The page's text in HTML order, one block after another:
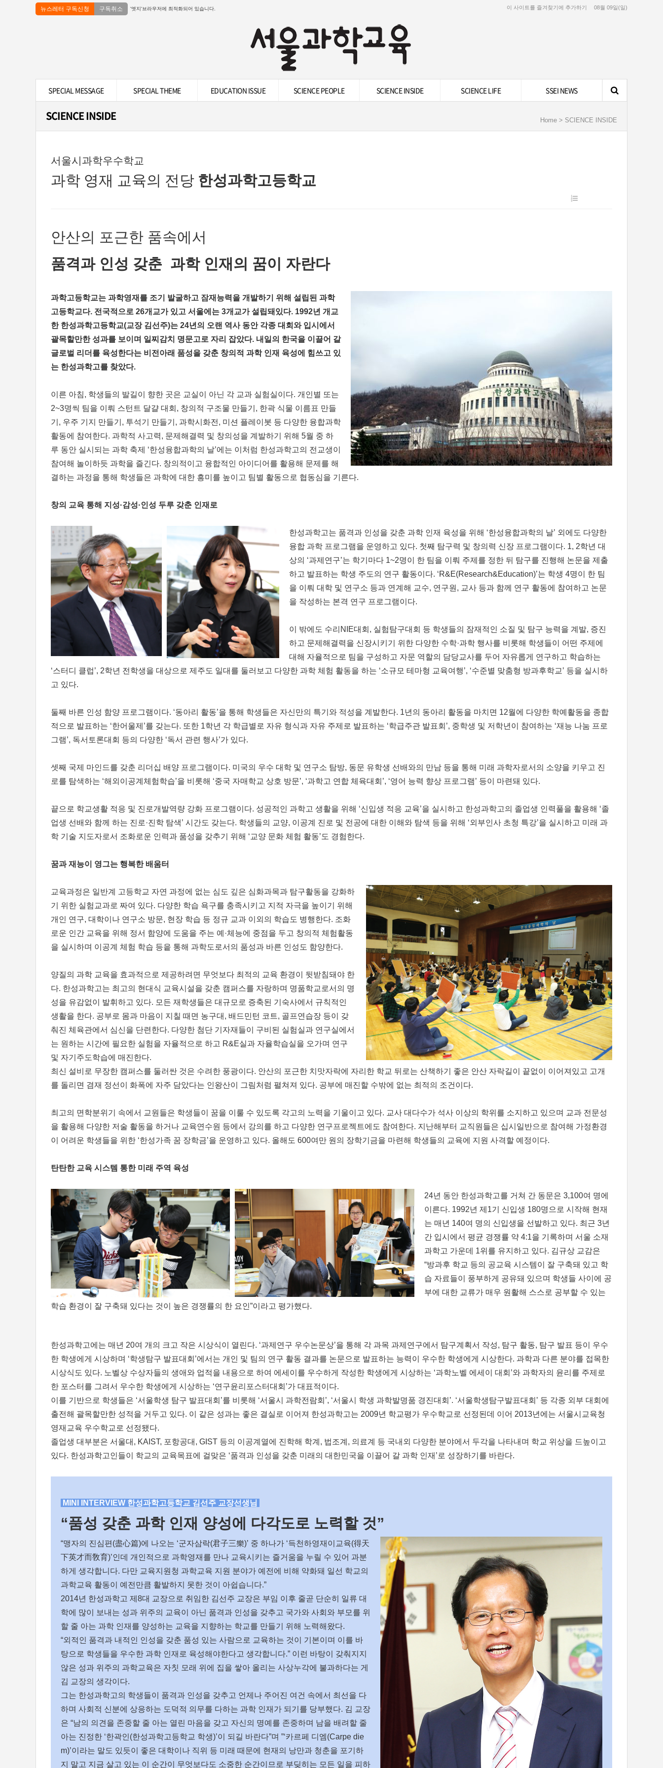
뉴스레터 구독신청 구독취소 '엣지'브라우저에 최적화되어 있습니다. 이 사이트를 즐겨찾기에 추가하기 08월 09일(일)
SPECIAL MESSAGE SPECIAL THEME EDUCATION ISSUE SCIENCE PEOPLE SCIENCE INSIDE SCIENCE LIFE SSEI NEWS
SCIENCE INSIDE Home > SCIENCE INSIDE
서울시과학우수학교
과학 영재 교육의 전당 한성과학고등학교
안산의 포근한 품속에서
품격과 인성 갖춘 과학 인재의 꿈이 자란다
과학고등학교는 과학영재를 조기 발굴하고 잠재능력을 개발하기 위해 설립된 과학
고등학교다. 전국적으로 26개교가 있고 서울에는 3개교가 설립돼있다. 1992년 개교
한 한성과학고등학교(교장 김선주)는 24년의 오랜 역사 동안 각종 대회와 입시에서
괄목할만한 성과를 보이며 일찌감치 명문고로 자리 잡았다. 내일의 한국을 이끌어 갈
글로벌 리더를 육성한다는 비전아래 품성을 갖춘 창의적 과학 인재 육성에 힘쓰고 있
는 한성과학고를 찾았다.
이른 아침, 학생들의 발길이 향한 곳은 교실이 아닌 각 교과 실험실이다. 개인별 또는
2~3명씩 팀을 이뤄 스턴트 달걀 대회, 창의적 구조물 만들기, 한곽 식물 이름표 만들
기, 우주 기지 만들기, 투석기 만들기, 과학시화전, 미션 플레이봇 등 다양한 융합과학
활동에 참여한다. 과학적 사고력, 문제해결력 및 창의성을 계발하기 위해 5월 중 하
루 동안 실시되는 과학 축제 ‘한성융합과학의 날’에는 이처럼 한성과학고의 전교생이
참여해 놀이하듯 과학을 즐긴다. 창의적이고 융합적인 아이디어를 활용해 문제를 해
결하는 과정을 통해 학생들은 과학에 대한 흥미를 높이고 팀별 활동으로 협동심을 기른다.
창의 교육 통해 지성·감성·인성 두루 갖춘 인재로
한성과학고는 품격과 인성을 갖춘 과학 인재 육성을 위해 ‘한성융합과학의 날’ 외에도 다양한
융합 과학 프로그램을 운영하고 있다. 첫째 탐구력 및 창의력 신장 프로그램이다. 1, 2학년 대
상의 ‘과제연구’는 학기마다 1~2명이 한 팀을 이뤄 주제를 정한 뒤 탐구를 진행해 논문을 제출
하고 발표하는 학생 주도의 연구 활동이다. ‘R&E(Research&Education)’는 학생 4명이 한 팀
을 이뤄 대학 및 연구소 등과 연계해 교수, 연구원, 교사 등과 함께 연구 활동에 참여하고 논문
을 작성하는 본격 연구 프로그램이다.
이 밖에도 수리NIE대회, 실험탐구대회 등 학생들의 잠재적인 소질 및 탐구 능력을 계발, 증진
하고 문제해결력을 신장시키기 위한 다양한 수학·과학 행사를 비롯해 학생들이 어떤 주제에
대해 자율적으로 팀을 구성하고 자문 역할의 담당교사를 두어 자유롭게 연구하고 학습하는
‘스터디 클럽’, 2학년 전학생을 대상으로 제주도 일대를 둘러보고 다양한 과학 체험 활동을 하는 ‘소규모 테마형 교육여행’, ‘수준별 맞춤형 방과후학교’ 등을 실시하
고 있다.
둘째 바른 인성 함양 프로그램이다. ‘동아리 활동’을 통해 학생들은 자신만의 특기와 적성을 계발한다. 1년의 동아리 활동을 마치면 12월에 다양한 학예활동을 종합
적으로 발표하는 ‘한어울제’를 갖는다. 또한 1학년 각 학급별로 자유 형식과 자유 주제로 발표하는 ‘학급주관 발표회’, 중학생 및 저학년이 참여하는 ‘재능 나눔 프로
그램’, 독서토론대회 등의 다양한 ‘독서 관련 행사’가 있다.
셋째 국제 마인드를 갖춘 리더십 배양 프로그램이다. 미국의 우수 대학 및 연구소 탐방, 동문 유학생 선배와의 만남 등을 통해 미래 과학자로서의 소양을 키우고 진
로를 탐색하는 ‘해외이공계체험학습’을 비롯해 ‘중국 자매학교 상호 방문’, ‘과학고 연합 체육대회’, ‘영어 능력 향상 프로그램’ 등이 마련돼 있다.
끝으로 학교생활 적응 및 진로개발역량 강화 프로그램이다. 성공적인 과학고 생활을 위해 ‘신입생 적응 교육’을 실시하고 한성과학고의 졸업생 인력풀을 활용해 ‘졸
업생 선배와 함께 하는 진로·진학 탐색’ 시간도 갖는다. 학생들의 교양, 이공계 진로 및 전공에 대한 이해와 탐색 등을 위해 ‘외부인사 초청 특강’을 실시하고 미래 과
학 기술 지도자로서 조화로운 인력과 품성을 갖추기 위해 ‘교양 문화 체험 활동’도 경험한다.
꿈과 재능이 영그는 행복한 배움터
교육과정은 일반계 고등학교 자연 과정에 없는 심도 깊은 심화과목과 탐구활동을 강화하
기 위한 실험교과로 짜여 있다. 다양한 학습 욕구를 충족시키고 지적 자극을 높이기 위해
개인 연구, 대학이나 연구소 방문, 현장 학습 등 정규 교과 이외의 학습도 병행한다. 조화
로운 인간 교육을 위해 정서 함양에 도움을 주는 예·체능에 중점을 두고 창의적 체험활동
을 실시하며 이공계 체험 학습 등읕 통해 과학도로서의 품성과 바른 인성도 함양한다.
양질의 과학 교육을 효과적으로 제공하려면 무엇보다 최적의 교육 환경이 뒷받침돼야 한
다. 한성과학고는 최고의 현대식 교육시설을 갖춘 캠퍼스를 자랑하며 명품학교로서의 명
성을 유감없이 발휘하고 있다. 모든 재학생들은 대규모로 증축된 기숙사에서 규칙적인
생활을 한다. 공부로 몸과 마음이 지칠 때면 농구대, 배드민턴 코트, 골프연습장 등이 갖
춰진 체육관에서 심신을 단련한다. 다양한 첨단 기자재들이 구비된 실험실과 연구실에서
는 원하는 시간에 필요한 실험을 자율적으로 하고 R&E실과 자율학습실을 오가며 연구
및 자기주도학습에 매진한다.
최신 설비로 무장한 캠퍼스를 둘러싼 것은 수려한 풍광이다. 안산의 포근한 치맛자락에 자리한 학교 뒤로는 산책하기 좋은 안산 자락길이 끝없이 이어져있고 고개
를 돌리면 겸재 정선이 화폭에 자주 담았다는 인왕산이 그림처럼 펼쳐져 있다. 공부에 매진할 수밖에 없는 최적의 조건이다.
최고의 면학분위기 속에서 교원들은 학생들이 꿈을 이룰 수 있도록 각고의 노력을 기울이고 있다. 교사 대다수가 석사 이상의 학위를 소지하고 있으며 교과 전문성
을 활용해 다양한 저술 활동을 하거나 교육연수원 등에서 강의를 하고 다양한 연구프로젝트에도 참여한다. 지난해부터 교직원들은 십시일반으로 참여해 가정환경
이 어려운 학생들을 위한 ‘한성가족 꿈 장학금’을 운영하고 있다. 올해도 600여만 원의 장학기금을 마련해 학생들의 교육에 지원 사격할 예정이다.
탄탄한 교육 시스템 통한 미래 주역 육성
24년 동안 한성과학고를 거쳐 간 동문은 3,100여 명에
이른다. 1992년 제1기 신입생 180명으로 시작해 현재
는 매년 140여 명의 신입생을 선발하고 있다. 최근 3년
간 입시에서 평균 경쟁률 약 4:1을 기록하며 서울 소재
과학고 가운데 1위를 유지하고 있다. 김규상 교감은
“방과후 학교 등의 공교육 시스템이 잘 구축돼 있고 학
습 자료들이 풍부하게 공유돼 있으며 학생들 사이에 공
부에 대한 교류가 매우 원활해 스스로 공부할 수 있는
학습 환경이 잘 구축돼 있다는 것이 높은 경쟁률의 한 요인”이라고 평가했다.
한성과학고에는 매년 20여 개의 크고 작은 시상식이 열린다. ‘과제연구 우수논문상’을 통해 각 과목 과제연구에서 탐구계획서 작성, 탐구 활동, 탐구 발표 등이 우수
한 학생에게 시상하며 ‘학생탐구 발표대회’에서는 개인 및 팀의 연구 활동 결과를 논문으로 발표하는 능력이 우수한 학생에게 시상한다. 과학과 다른 분야를 접목한
시상식도 있다. 노벨상 수상자들의 생애와 업적을 내용으로 하여 에세이를 우수하게 작성한 학생에게 시상하는 ‘과학노벨 에세이 대회’와 과학자의 윤리를 주제로
한 포스터를 그려서 우수한 학생에게 시상하는 ‘연구윤리포스터대회’가 대표적이다.
이를 기반으로 학생들은 ‘서울학생 탐구 발표대회’를 비롯해 ‘서울시 과학전람회’, ‘서울시 학생 과학발명품 경진대회’. ‘서울학생탐구발표대회’ 등 각종 외부 대회에
출전해 괄목할만한 성적을 거두고 있다. 이 같은 성과는 좋은 결실로 이어져 한성과학고는 2009년 학교평가 우수학교로 선정된데 이어 2013년에는 서울시교육청
영재교육 우수학교로 선정됐다.
졸업생 대부분은 서울대, KAIST, 포항공대, GIST 등의 이공계열에 진학해 학계, 법조계, 의료계 등 국내외 다양한 분야에서 두각을 나타내며 학교 위상을 드높이고
있다. 한성과학고인들이 학교의 교육목표에 걸맞은 ‘품격과 인성을 갖춘 미래의 대한민국을 이끌어 갈 과학 인재’로 성장하기를 바란다.
MINI INTERVIEW 한성과학고등학교 김선주 교장선생님
“품성 갖춘 과학 인재 양성에 다각도로 노력할 것”
“맹자의 진심편(盡心篇)에 나오는 ‘군자삼락(君子三樂)’ 중 하나가 ‘득천하영재이교육(得天
下英才而敎育)’인데 개인적으로 과학영재를 만나 교육시키는 즐거움을 누릴 수 있어 과분
하게 생각합니다. 다만 교육지원청 과학교육 지원 분야가 예전에 비해 약화돼 일선 학교의
과학교육 활동이 예전만큼 활발하지 못한 것이 아쉽습니다.”
2014년 한성과학고 제8대 교장으로 취임한 김선주 교장은 부임 이후 줄곧 단순히 일류 대
학에 많이 보내는 성과 위주의 교육이 아닌 품격과 인성을 갖추고 국가와 사회와 부모를 위
할 줄 아는 과학 인재를 양성하는 교육을 지향하는 학교를 만들기 위해 노력해왔다.
“외적인 품격과 내적인 인성을 갖춘 품성 있는 사람으로 교육하는 것이 기본이며 이를 바
탕으로 학생들을 우수한 과학 인재로 육성해야한다고 생각합니다.” 이런 바탕이 갖춰지지
않은 성과 위주의 과학교육은 자칫 모래 위에 집을 쌓아 올리는 사상누각에 불과하다는 게
김 교장의 생각이다.
그는 한성과학고의 학생들이 품격과 인성을 갖추고 언제나 주어진 여건 속에서 최선을 다
하며 사회적 신분에 상응하는 도덕적 의무를 다하는 과학 인재가 되기를 당부했다. 김 교장
은 “남의 의견을 존중할 줄 아는 열린 마음을 갖고 자신의 명예를 존중하며 남을 배려할 줄
아는 진정한 ‘한곽인(한성과학고등학교 학생)’이 되길 바란다”며 ”‘카르페 디엠(Carpe die
m)’이라는 말도 있듯이 좋은 대학이나 직위 등 미래 때문에 현재의 낭만과 청춘을 포기하
지 말고 지금 살고 있는 이 순간이 무엇보다도 소중한 순간이므로 부딪히는 모든 일을 피하